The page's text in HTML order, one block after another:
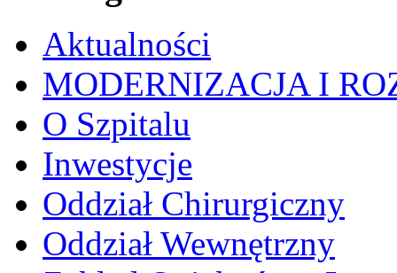
Aktualności
MODERNIZACJA I
O Szpitalu
Inwestycje
Oddział Chirurgiczny
Oddział Wewnętrzny